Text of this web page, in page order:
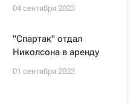
04 сентября 2023
"Спартак" отдал
Николсона в аренду
01 сентября 2023